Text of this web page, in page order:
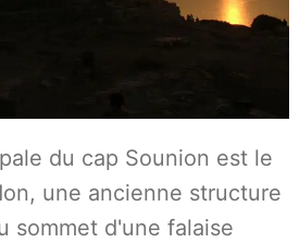
du cap Sounion est le
une ancienne structure
sommet d'une falaise